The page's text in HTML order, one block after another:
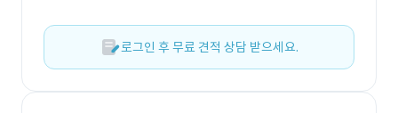
로그인 후 무료 견적 상담 받으세요.